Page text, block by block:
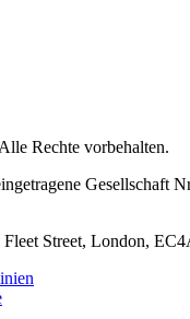
Rechte vorbehalten.
Gesellschaft
Fleet Street, London,